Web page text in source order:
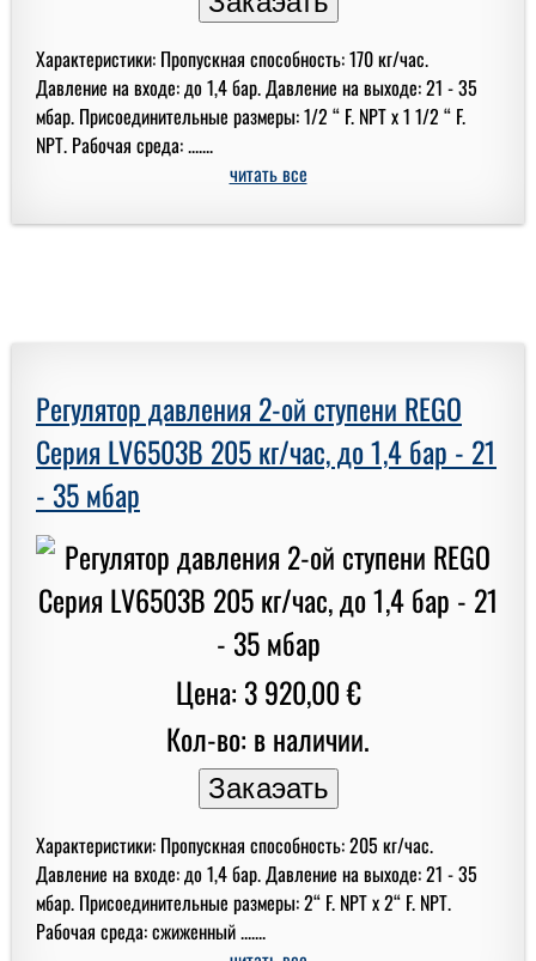
Характеристики: Пропускная способность: 170 кг/час.
Давление на входе: до 1,4 бар. Давление на выходе: 21 - 35
мбар. Присоединительные размеры: 1/2 “ F. NPT x 1 1/2 “ F.
NPT. Рабочая среда: .......
читать все
Регулятор давления 2-ой ступени REGO
Серия LV6503B 205 кг/час, до 1,4 бар - 21
- 35 мбар
Цена: 3 920,00 €
Кол-во: в наличии.
Характеристики: Пропускная способность: 205 кг/час.
Давление на входе: до 1,4 бар. Давление на выходе: 21 - 35
мбар. Присоединительные размеры: 2“ F. NPT x 2“ F. NPT.
Рабочая среда: сжиженный .......